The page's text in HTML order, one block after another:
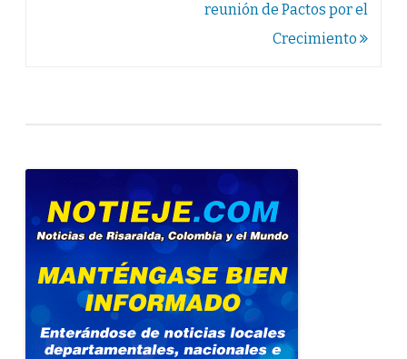
reunión de Pactos por el
Crecimiento